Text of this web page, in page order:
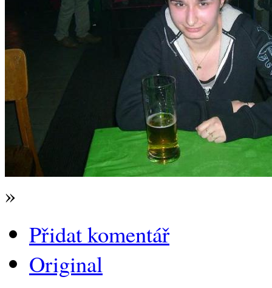
»
Přidat komentář
Original